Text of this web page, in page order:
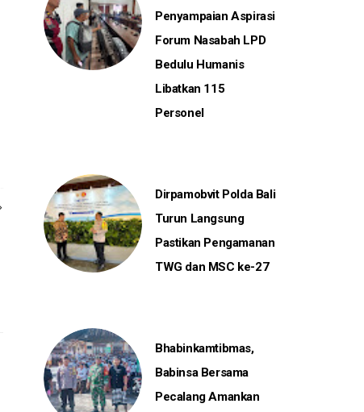
Penyampaian Aspirasi
Forum Nasabah LPD
Bedulu Humanis
Libatkan 115
Personel
Dirpamobvit Polda Bali
Turun Langsung
Pastikan Pengamanan
TWG dan MSC ke-27
Bhabinkamtibmas,
Babinsa Bersama
Pecalang Amankan